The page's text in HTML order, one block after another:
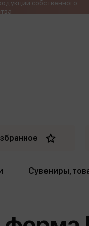
собственного
Сувениры,